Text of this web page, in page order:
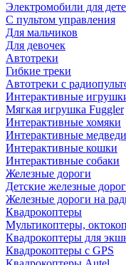
Электромобили для
С пультом управления
Для мальчиков
Для девочек
Автотреки
Гибкие треки
Автотреки с
Интерактивные
Мягкая игрушка Fuggler
Интерактивные хомяки
Интерактивные медведи
Интерактивные кошки
Интерактивные собаки
Железные дороги
Детские железные
Железные дороги на
Квадрокоптеры
Мультикоптеры,
Квадрокоптеры для
Квадрокоптеры с GPS